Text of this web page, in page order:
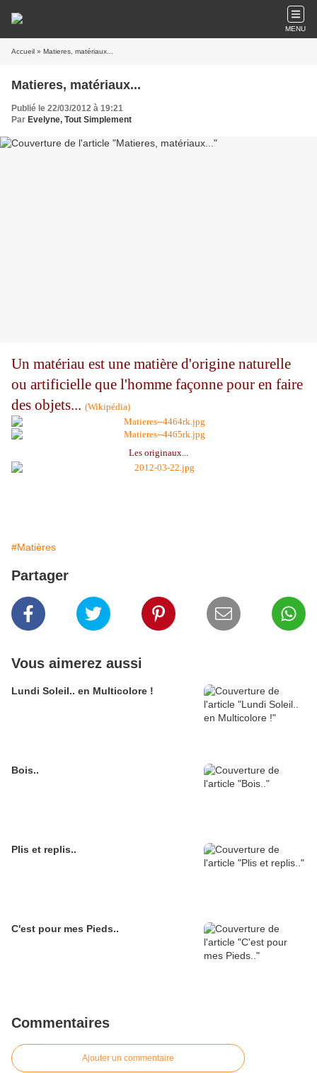
MENU
Accueil » Matieres, matériaux...
Matieres, matériaux...
Publié le 22/03/2012 à 19:21
Par Evelyne, Tout Simplement
Un matériau est une matière d'origine naturelle
ou artificielle que l'homme façonne pour en faire
des objets... (Wikipédia)
Les originaux...
#Matières
Partager
Vous aimerez aussi
Lundi Soleil.. en Multicolore !
Bois..
Plis et replis..
C'est pour mes Pieds..
Commentaires
Ajouter un commentaire